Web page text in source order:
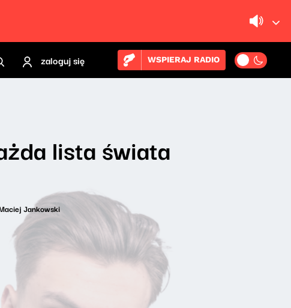
zaloguj się WSPIERAJ RADIO
lista świata
Jankowski